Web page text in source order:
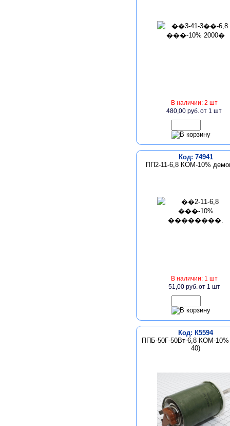
В наличии: 2 шт
480,00 руб.от 1 шт
Код: 74941
ПП2-11-6,8 КОМ-10%
В наличии: 1 шт
51,00 руб.от 1 шт
Код: К5594
ППБ-50Г-50Вт-6,8 КОМ-
40)